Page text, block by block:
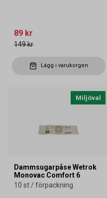
89 kr
149 kr
Lägg i varukorgen
Miljöval
Dammsugarpåse Wetrok
Monovac Comfort 6
10 st / förpackning